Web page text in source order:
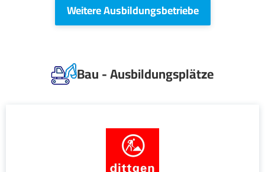
Weitere Ausbildungsbetriebe
Bau - Ausbildungsplätze